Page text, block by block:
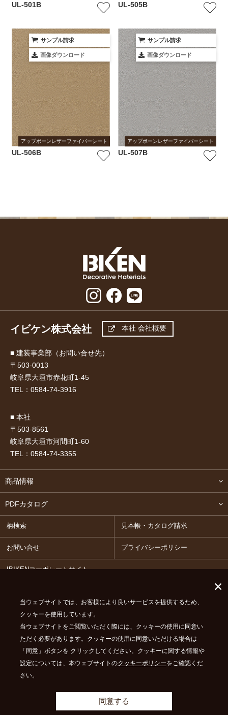
UL-501B UL-505B
サンプル請求
画像ダウンロード
アップボーンレザーファイバーシート
UL-506B
サンプル請求
画像ダウンロード
アップボーンレザーファイバーシート
UL-507B
当ウェブサイトでは、お客様により良いサービスを提供するため、
クッキーを使用しています。
当ウェブサイトをご閲覧いただく際には、クッキーの使用に同意い
ただく必要があります。クッキーの使用に同意いただける場合は
「同意」ボタンを クリックしてください。クッキーに関する情報や
設定については、本ウェブサイトのクッキーポリシーをご確認くだ
さい。
同意する
×
イビケン株式会社 本社 会社概要
■ 建装事業部（お問い合せ先）
〒503-0013
岐阜県大垣市赤花町1-45
TEL： 0584-74-3916
■ 本社
〒503-8561
岐阜県大垣市河間町1-60
TEL： 0584-74-3355
商品情報
PDFカタログ
柄検索 見本帳・カタログ請求
お問い合せ プライバシーポリシー
IBIKENコーポレートサイト
カタログ品注文はこちら
その他機能はこちら
イビケンは イビデングループ
の一員です